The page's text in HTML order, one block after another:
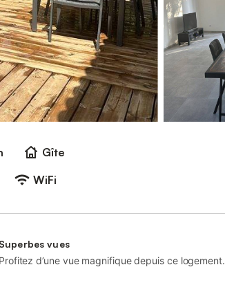
Gîte
WiFi
Superbes vues
Profitez d’une vue magnifique depuis ce logement.